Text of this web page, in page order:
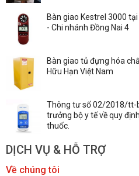
Bàn giao Kestrel 3000
- Chi nhánh Đồng Nai 4
Bàn giao tủ đựng hóa
Hữu Hạn Việt Nam
Thông tư số 02/2018/tt-
trưởng bộ y tế về quy
thuốc.
DỊCH VỤ & HỖ TRỢ
Về chúng tôi